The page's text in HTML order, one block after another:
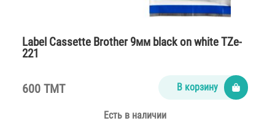
Label Cassette Brother 9мм black on white TZe-
221
600 TMT В корзину
Есть в наличии